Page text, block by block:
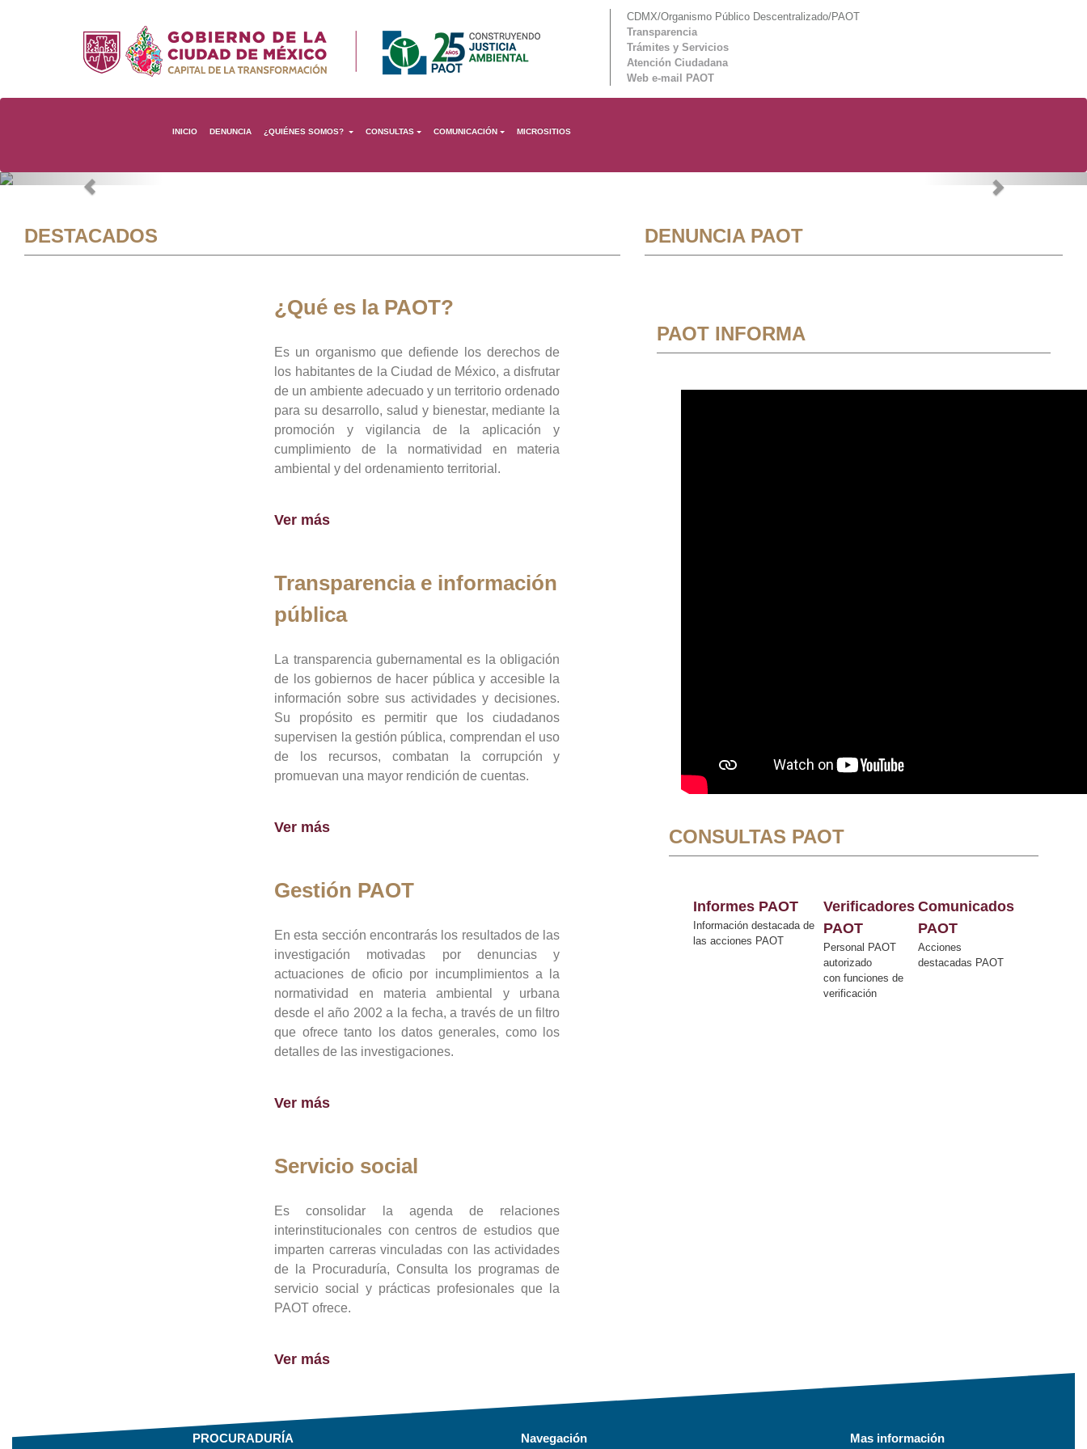
CDMX/Organismo Público Descentralizado/PAOT
Transparencia
Trámites y Servicios
Atención Ciudadana
Web e-mail PAOT
INICIO DENUNCIA ¿QUIÉNES SOMOS? CONSULTAS COMUNICACIÓN MICROSITIOS
Previous Next
DESTACADOS
¿Qué es la PAOT?
Es un organismo que defiende los derechos de
los habitantes de la Ciudad de México, a disfrutar
de un ambiente adecuado y un territorio ordenado
para su desarrollo, salud y bienestar, mediante la
promoción y vigilancia de la aplicación y
cumplimiento de la normatividad en materia
ambiental y del ordenamiento territorial.
Ver más
Transparencia e información
pública
La transparencia gubernamental es la obligación
de los gobiernos de hacer pública y accesible la
información sobre sus actividades y decisiones.
Su propósito es permitir que los ciudadanos
supervisen la gestión pública, comprendan el uso
de los recursos, combatan la corrupción y
promuevan una mayor rendición de cuentas.
Ver más
Gestión PAOT
En esta sección encontrarás los resultados de las
investigación motivadas por denuncias y
actuaciones de oficio por incumplimientos a la
normatividad en materia ambiental y urbana
desde el año 2002 a la fecha, a través de un filtro
que ofrece tanto los datos generales, como los
detalles de las investigaciones.
Ver más
Servicio social
Es consolidar la agenda de relaciones
interinstitucionales con centros de estudios que
imparten carreras vinculadas con las actividades
de la Procuraduría, Consulta los programas de
servicio social y prácticas profesionales que la
PAOT ofrece.
Ver más
DENUNCIA PAOT
PAOT INFORMA
CONSULTAS PAOT
Informes PAOT
Información destacada de
las acciones PAOT
Verificadores
PAOT
Personal PAOT
autorizado
con funciones de
verificación
Comunicados
PAOT
Acciones
destacadas PAOT
PROCURADURÍA Navegación Mas información